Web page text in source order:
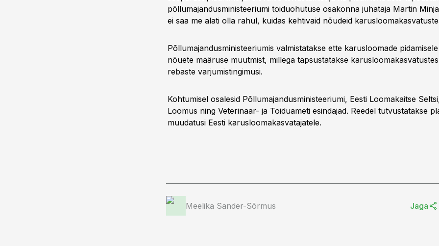
põllumajandusministeeriumi toiduohutuse osakonna juhataja Martin
ei saa me alati olla rahul, kuidas kehtivaid nõudeid
Põllumajandusministeeriumis valmistatakse ette karusloomade
nõuete määruse muutmist, millega täpsustatakse
rebaste varjumistingimusi.
Kohtumisel osalesid Põllumajandusministeeriumi, Eesti Loomakaitse
Loomus ning Veterinaar- ja Toiduameti esindajad. Reedel tutvustatakse
muudatusi Eesti karusloomakasvatajatele.
Meelika Sander-Sõrmus Jaga